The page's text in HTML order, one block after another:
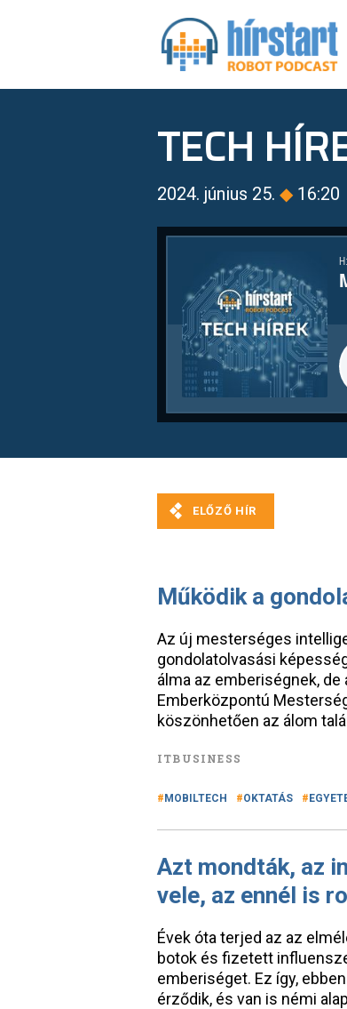
TECH
2024. június 25. ◆ 16:20
Működik a
Az új mesterséges
gondolatolvasási
álma az emberiségnek, de
Emberközpontú
köszönhetően az álom
ITBUSINESS
MOBILTECH OKTATÁS
Azt mondták, az
vele, az ennél is
Évek óta terjed az az
botok és fizetett
emberiséget. Ez így,
érződik, és van is némi